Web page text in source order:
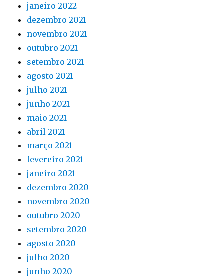
janeiro 2022
dezembro 2021
novembro 2021
outubro 2021
setembro 2021
agosto 2021
julho 2021
junho 2021
maio 2021
abril 2021
março 2021
fevereiro 2021
janeiro 2021
dezembro 2020
novembro 2020
outubro 2020
setembro 2020
agosto 2020
julho 2020
junho 2020